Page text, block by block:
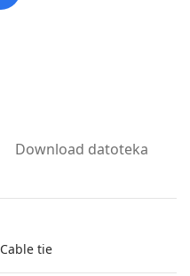
Download datoteka
Cable tie